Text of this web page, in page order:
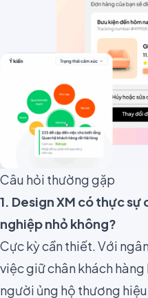
Câu hỏi thường gặp
1. Design XM có thực
nghiệp nhỏ không?
Cực kỳ cần thiết. Với
việc giữ chân khách
người ủng hộ thương